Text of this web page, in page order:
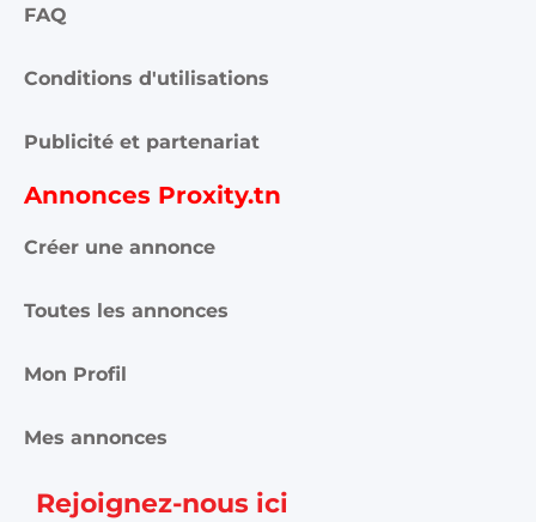
FAQ
Conditions d'utilisations
Publicité et partenariat
Annonces Proxity.tn
Créer une annonce
Toutes les annonces
Mon Profil
Mes annonces
Rejoignez-nous ici